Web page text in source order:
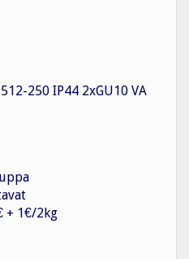
250 IP44 2xGU10 VA
+ 1€/2kg